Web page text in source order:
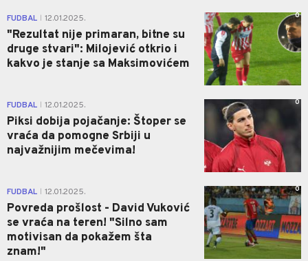
FUDBAL 12.01.2025.
"Rezultat nije primaran, bitne su
druge stvari": Milojević otkrio i
kakvo je stanje sa Maksimovićem
0
FUDBAL 12.01.2025.
Piksi dobija pojačanje: Štoper se
vraća da pomogne Srbiji u
najvažnijim mečevima!
0
FUDBAL 12.01.2025.
Povreda prošlost - David Vuković
se vraća na teren! "Silno sam
motivisan da pokažem šta
znam!"
0